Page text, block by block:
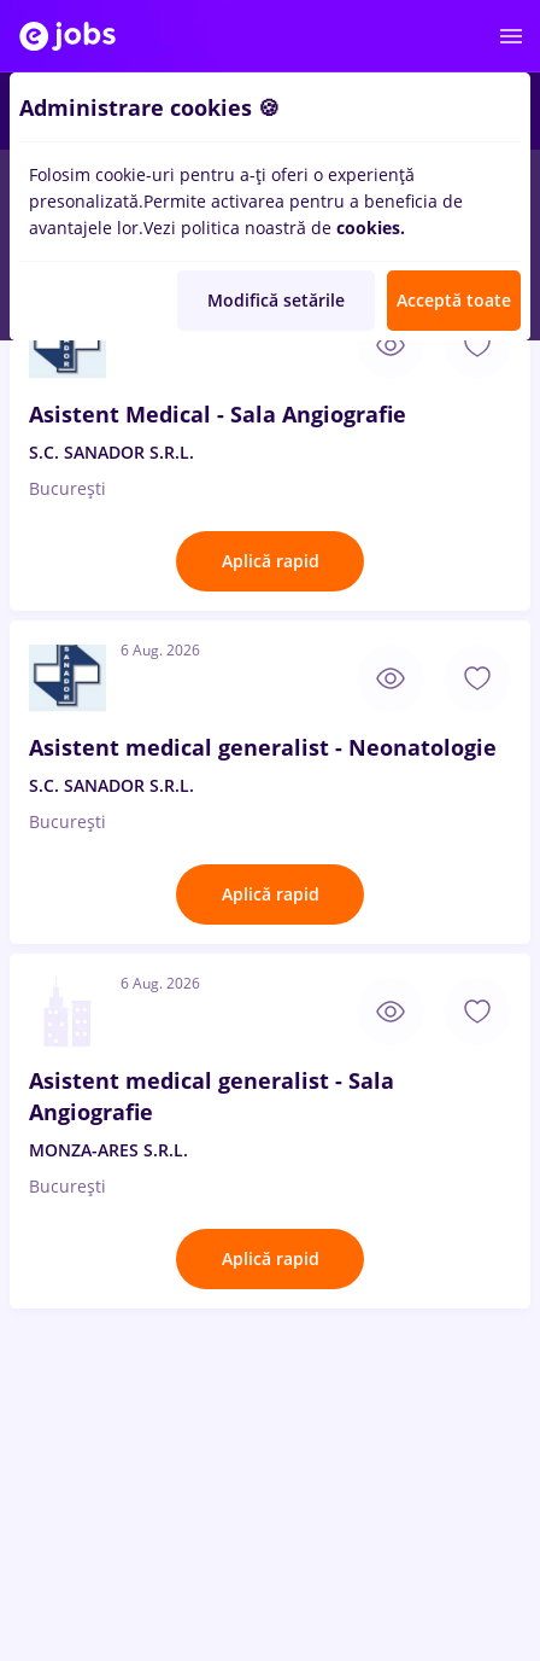
Salarii Remote (de acasă) București Cluj-
Asistent Medical - Sala Angiografie
S.C. SANADOR S.R.L.
București
Aplică rapid
6 Aug. 2026
Asistent medical generalist - Neonatologie
S.C. SANADOR S.R.L.
București
Aplică rapid
6 Aug. 2026
Asistent medical generalist - Sala
Angiografie
MONZA-ARES S.R.L.
București
Aplică rapid
Administrare cookies 🍪
Folosim cookie-uri pentru a-ți oferi o experiență
presonalizată.Permite activarea pentru a beneficia de
avantajele lor.Vezi politica noastră de cookies.
Modifică setările Acceptă toate